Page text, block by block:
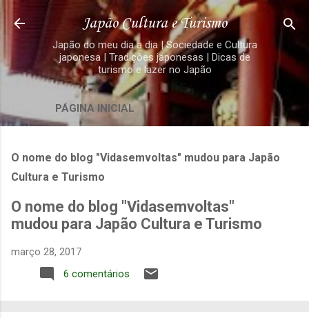
Pular para o conteúdo principal
Japão Cultura e Turismo
Japão do meu dia a dia | Sociedade e Cultura
japonesa | Tradições japonesas | Dicas de
turismo e lazer no Japão
PÁGINA INICIAL
O nome do blog "Vidasemvoltas" mudou para Japão
Cultura e Turismo
O nome do blog "Vidasemvoltas"
mudou para Japão Cultura e Turismo
março 28, 2017
6 comentários